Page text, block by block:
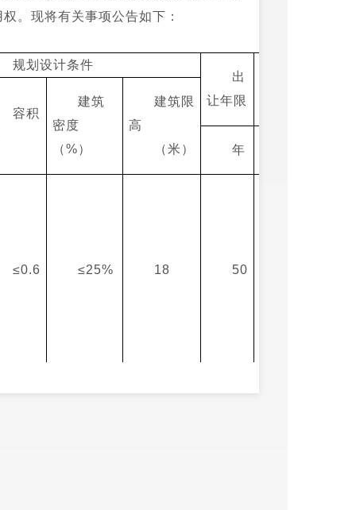
。现将有关事项公告如下：
规划设计条件
出
让年限
容积
建筑
密度
（%）
建筑限
高
（米）
年
≤0.6 ≤25% 18 50